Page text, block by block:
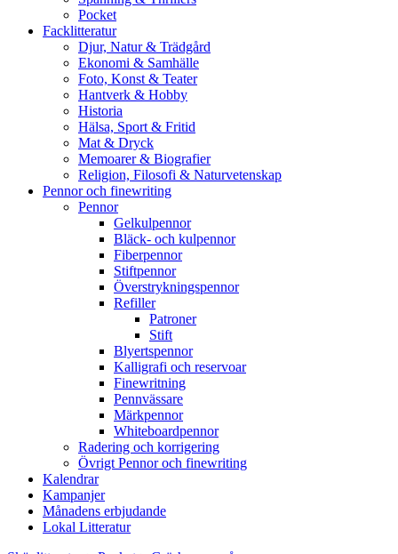
Pocket
Facklitteratur
Djur, Natur & Trädgård
Ekonomi & Samhälle
Foto, Konst & Teater
Hantverk & Hobby
Historia
Hälsa, Sport & Fritid
Mat & Dryck
Memoarer & Biografier
Religion, Filosofi & Naturvetenskap
Pennor och finewriting
Pennor
Gelkulpennor
Bläck- och kulpennor
Fiberpennor
Stiftpennor
Överstrykningspennor
Refiller
Patroner
Stift
Blyertspennor
Kalligrafi och reservoar
Finewritning
Pennvässare
Märkpennor
Whiteboardpennor
Radering och korrigering
Övrigt Pennor och finewriting
Kalendrar
Kampanjer
Månadens erbjudande
Lokal Litteratur